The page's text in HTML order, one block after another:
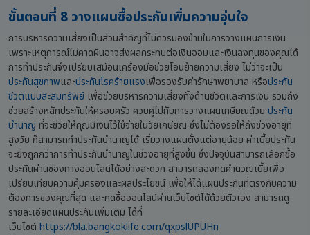
ขั้นตอนที่ 8 วางแผนซื้อประกันเพิ่มความอุ่นใจ
การบริหารความเสี่ยงเป็นส่วนสำคัญที่ไม่ควรมองข้ามในการวางแผนการเงิน
เพราะเหตุการณ์ไม่คาดฝันอาจส่งผลกระทบต่อเงินออมและเงินลงทุนของคุณได้
การทำประกันจึงเปรียบเสมือนเครื่องมือช่วยโอนย้ายความเสี่ยง ไม่ว่าจะเป็น
ประกันสุขภาพและประกันโรคร้ายแรงเพื่อรองรับค่ารักษาพยาบาล หรือประกัน
ชีวิตแบบสะสมทรัพย์ เพื่อช่วยบริหารความเสี่ยงทั้งด้านชีวิตและการเงิน รวมถึง
ช่วยสร้างหลักประกันให้ครอบครัว ควบคู่ไปกับการวางแผนเกษียณด้วย ประกัน
บำนาญ ที่จะช่วยให้คุณมีเงินไว้ใช้จ่ายในวัยเกษียณ ซึ่งไม่ต้องรอให้ถึงช่วงอายุที่
สูงวัย ก็สามารถทำประกันบำนาญได้ เริ่มวางแผนตั้งแต่อายุน้อย ค่าเบี้ยประกัน
จะยิ่งถูกกว่าการทำประกันบำนาญในช่วงอายุที่สูงขึ้น ซึ่งปัจจุบันสามารถเลือกซื้อ
ประกันผ่านช่องทางออนไลน์ได้อย่างสะดวก สามารถลองกดคำนวณเบี้ยเพื่อ
เปรียบเทียบความคุ้มครองและผลประโยชน์ เพื่อให้ได้แผนประกันที่ตรงกับความ
ต้องการของคุณที่สุด และกดซื้อออนไลน์ผ่านเว็บไซต์ได้ด้วยตัวเอง สามารถดู
รายละเอียดแผนประกันเพิ่มเติม ได้ที่
เว็บไซต์https://bla.bangkoklife.com/qxpslUPUHn